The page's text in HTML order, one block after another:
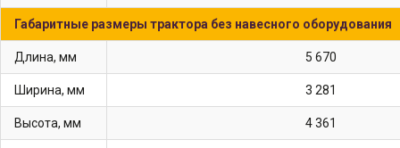
Габаритные размеры трактора без навесного оборудования
длина, мм 5 670
ширина, мм 3 281
высота, мм 4 361